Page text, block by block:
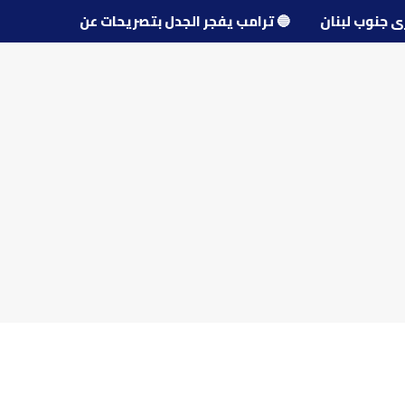
قرى جنوب لبنان 🔵ترامب يفجر الجدل بتصريحات عن